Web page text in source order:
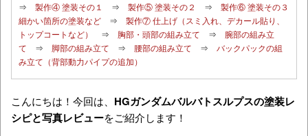
⇒ 製作④ 塗装その１ ⇒ 製作⑤ 塗装その２ ⇒ 製作⑥ 塗装その３
細かい箇所の塗装など ⇒ 製作⑦ 仕上げ（スミ入れ、デカール貼り、
トップコートなど）
⇒ 胸部・頭部の組み立て ⇒ 腕部の組み立
て ⇒ 脚部の組み立て ⇒ 腰部の組み立て ⇒ バックパックの組
み立て（背部動力パイプの追加）
こんにちは！今回は、 HGガンダムバルバトスルプスの塗装レ
シピと写真レビューをご紹介します！